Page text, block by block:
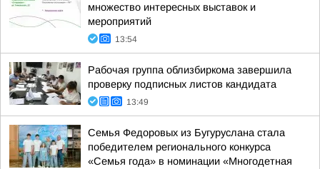
множество интересных выставок и
мероприятий
13:54
Рабочая группа облизбиркома завершила
проверку подписных листов кандидата
13:49
Семья Федоровых из Бугуруслана стала
победителем регионального конкурса
«Семья года» в номинации «Многодетная